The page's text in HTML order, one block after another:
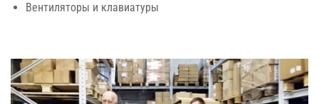
Вентиляторы и клавиатуры